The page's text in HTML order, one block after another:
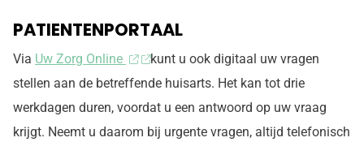
PATIENTENPORTAAL
Via Uw Zorg Online
kunt u ook digitaal uw vragen
stellen aan de betreffende huisarts. Het kan tot drie
werkdagen duren, voordat u een antwoord op uw vraag
krijgt. Neemt u daarom bij urgente vragen, altijd telefonisch